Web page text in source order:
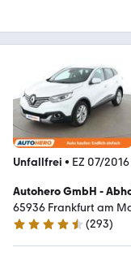
Unfallfrei • EZ 07/2016
Autohero GmbH -
65936 Frankfurt am
4.6 Sterne
(293)